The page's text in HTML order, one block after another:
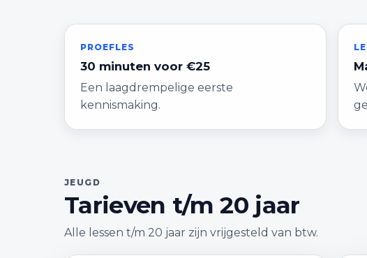
PROEFLES
30 minuten voor €25
Een laagdrempelige eerste
kennismaking.
JEUGD
Tarieven t/m 20 jaar
Alle lessen t/m 20 jaar zijn vrijgesteld van btw.